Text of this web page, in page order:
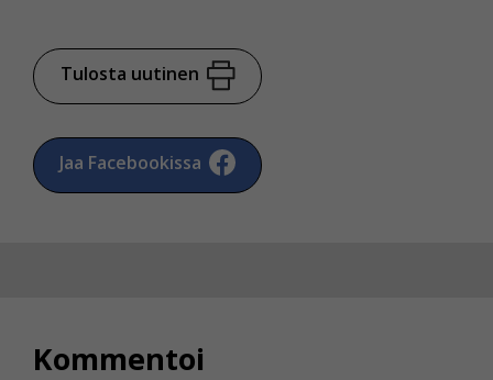
Tulosta uutinen
Jaa Facebookissa
Kommentoi